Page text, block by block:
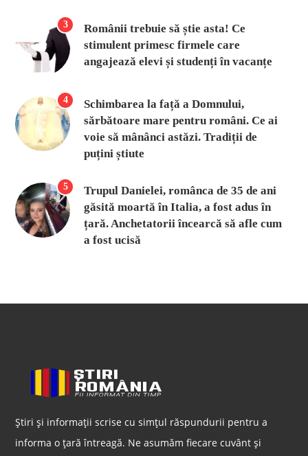
3
Românii trebuie să știe asta! Ce
stimulent primesc firmele care
angajează elevi și studenți în vacanțe
4
Schimbarea la față a Domnului,
sărbătoare mare pentru români. Ce ai
voie să mânânci astăzi. Tradiții de
puțini știute
5
Trupul Danielei, românca de 35 de ani
găsită moartă în Italia, a fost adus în
țară. Anchetatorii încearcă să afle cum
a fost ucisă
Știri și informații scrise cu simțul răspundurii pentru a
informa o țară întreagă. Ne asumăm fiecare cuvânt și